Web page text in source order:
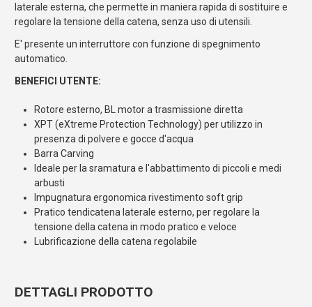
laterale esterna, che permette in maniera rapida di sostituire e
regolare la tensione della catena, senza uso di utensili.
E' presente un interruttore con funzione di spegnimento
automatico.
BENEFICI UTENTE:
Rotore esterno, BL motor a trasmissione diretta
XPT (eXtreme Protection Technology) per utilizzo in
presenza di polvere e gocce d'acqua
Barra Carving
Ideale per la sramatura e l'abbattimento di piccoli e medi
arbusti
Impugnatura ergonomica rivestimento soft grip
Pratico tendicatena laterale esterno, per regolare la
tensione della catena in modo pratico e veloce
Lubrificazione della catena regolabile
DETTAGLI PRODOTTO